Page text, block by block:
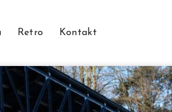
Retro Kontakt